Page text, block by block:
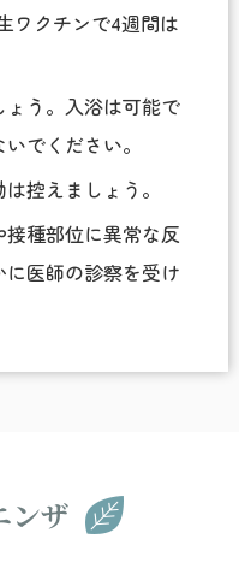
ワクチンで4週間は
う。入浴は可能で
でください。
控えましょう。
種部位に異常な反
医師の診察を受け
ンザ